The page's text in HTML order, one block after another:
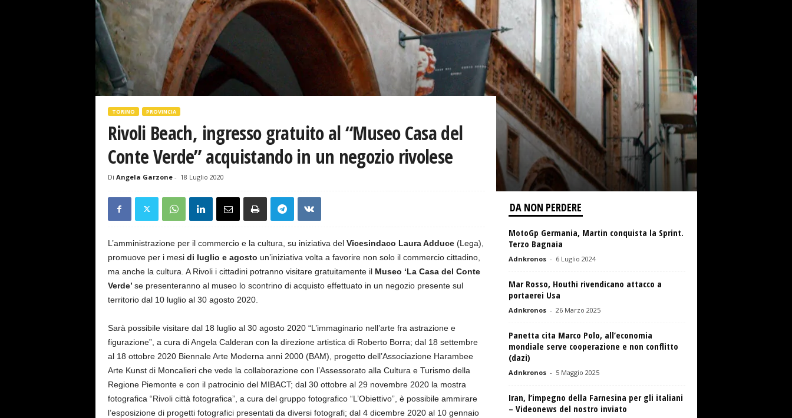
TORINO PROVINCIA
Rivoli Beach, ingresso gratuito al “Museo Casa del
Conte Verde” acquistando in un negozio rivolese
Di Angela Garzone- 18 Luglio 2020
L’amministrazione per il commercio e la cultura, su iniziativa del Vicesindaco Laura Adduce(Lega),
promuove per i mesi di luglio e agosto un’iniziativa volta a favorire non solo il commercio cittadino,
ma anche la cultura. A Rivoli i cittadini potranno visitare gratuitamente il Museo ‘La Casa del Conte
Verde’ se presenteranno al museo lo scontrino di acquisto effettuato in un negozio presente sul
territorio dal 10 luglio al 30 agosto 2020.
Sarà possibile visitare dal 18 luglio al 30 agosto 2020 “L’immaginario nell’arte fra astrazione e
figurazione”, a cura di Angela Calderan con la direzione artistica di Roberto Borra; dal 18 settembre
al 18 ottobre 2020 Biennale Arte Moderna anni 2000 (BAM), progetto dell’Associazione Harambee
Arte Kunst di Moncalieri che vede la collaborazione con l’Assessorato alla Cultura e Turismo della
Regione Piemonte e con il patrocinio del MIBACT; dal 30 ottobre al 29 novembre 2020 la mostra
fotografica “Rivoli città fotografica”, a cura del gruppo fotografico “L’Obiettivo”, è possibile ammirare
l’esposizione di progetti fotografici presentati da diversi fotografi; dal 4 dicembre 2020 al 10 gennaio
DA NON PERDERE
MotoGp Germania, Martin conquista la Sprint.
Terzo Bagnaia
Adnkronos - 6 Luglio 2024
Mar Rosso, Houthi rivendicano attacco a
portaerei Usa
Adnkronos - 26 Marzo 2025
Panetta cita Marco Polo, all’economia
mondiale serve cooperazione e non conflitto
(dazi)
Adnkronos - 5 Maggio 2025
Iran, l’impegno della Farnesina per gli italiani
– Videonews del nostro inviato